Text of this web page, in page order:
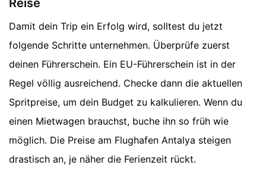
Damit dein Trip ein Erfolg wird, solltest du jetzt
folgende Schritte unternehmen. Überprüfe zuerst
deinen Führerschein. Ein EU-Führerschein ist in der
Regel völlig ausreichend. Checke dann die aktuellen
Spritpreise, um dein Budget zu kalkulieren. Wenn du
einen Mietwagen brauchst, buche ihn so früh wie
möglich. Die Preise am Flughafen Antalya steigen
drastisch an, je näher die Ferienzeit rückt.